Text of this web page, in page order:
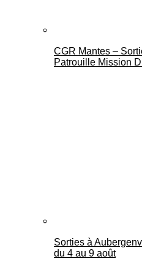
CGR Mantes –
Patrouille Mission
Sorties à
du 4 au 9 août